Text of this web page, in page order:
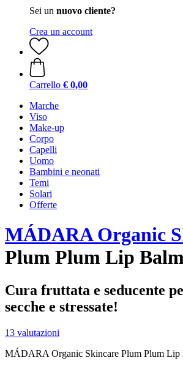
Sei un nuovo cliente?
Crea un account
Carrello € 0,00
Marche
Viso
Make-up
Corpo
Capelli
Uomo
Bambini e neonati
Temi
Solari
Offerte
MÁDARA Organic
Plum Plum Lip
Cura fruttata e seducente
secche e stressate!
13 valutazioni
MÁDARA Organic Skincare Plum Plum Lip